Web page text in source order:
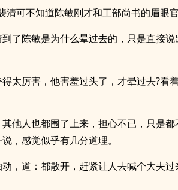
清可不知道陈敏刚才和工部尚书的眉眼官
了陈敏是为什么晕过去的，只是直接
太厉害，他害羞过头了，才晕过去?看
他人也都围了上来，担心不已，只是
，感觉似乎有几分道理。
，道：都散开，赶紧让人去喊个大夫